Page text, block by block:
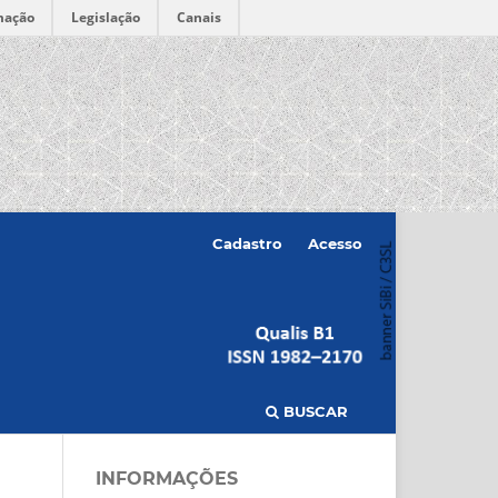
Legislação Canais
BUSCAR
Cadastro Acesso
INFORMAÇÕES